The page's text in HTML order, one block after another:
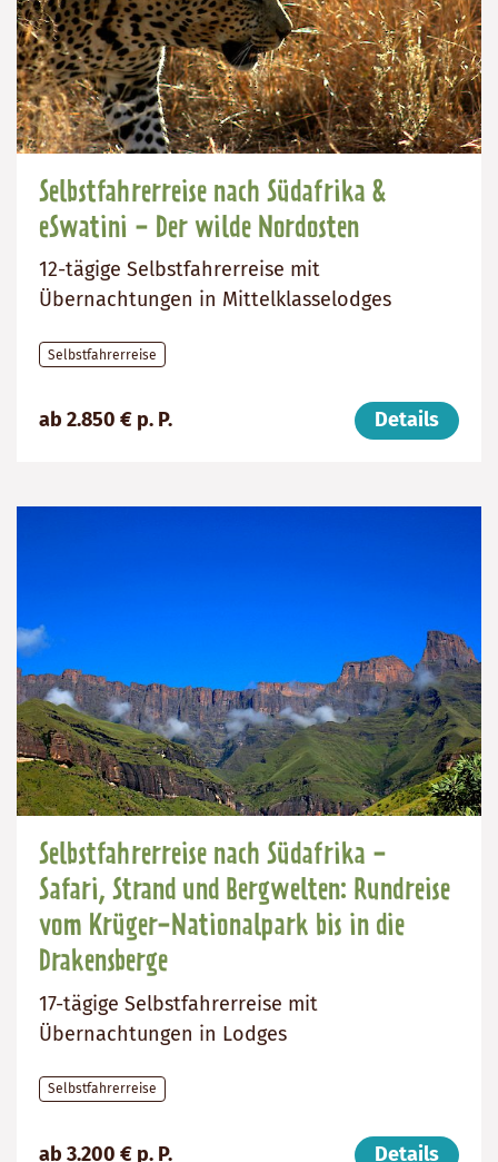
Selbstfahrerreise nach Südafrika &
eSwatini - Der wilde Nordosten
12-tägige Selbstfahrerreise mit
Übernachtungen in Mittelklasselodges
Selbstfahrerreise
ab 2.850 € p. P. Details
(ab):
12
Südafrika,
Selbstfahrerreise nach Südafrika -
Safari, Strand und Bergwelten: Rundreise
vom Krüger-Nationalpark bis in die
Drakensberge
17-tägige Selbstfahrerreise mit
Übernachtungen in Lodges
Selbstfahrerreise
ab 3.200 € p. P. Details